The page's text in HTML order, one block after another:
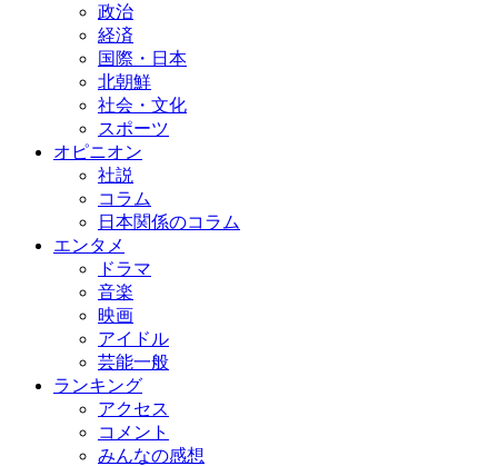
政治
経済
国際・日本
北朝鮮
社会・文化
スポーツ
オピニオン
社説
コラム
日本関係のコラム
エンタメ
ドラマ
音楽
映画
アイドル
芸能一般
ランキング
アクセス
コメント
みんなの感想